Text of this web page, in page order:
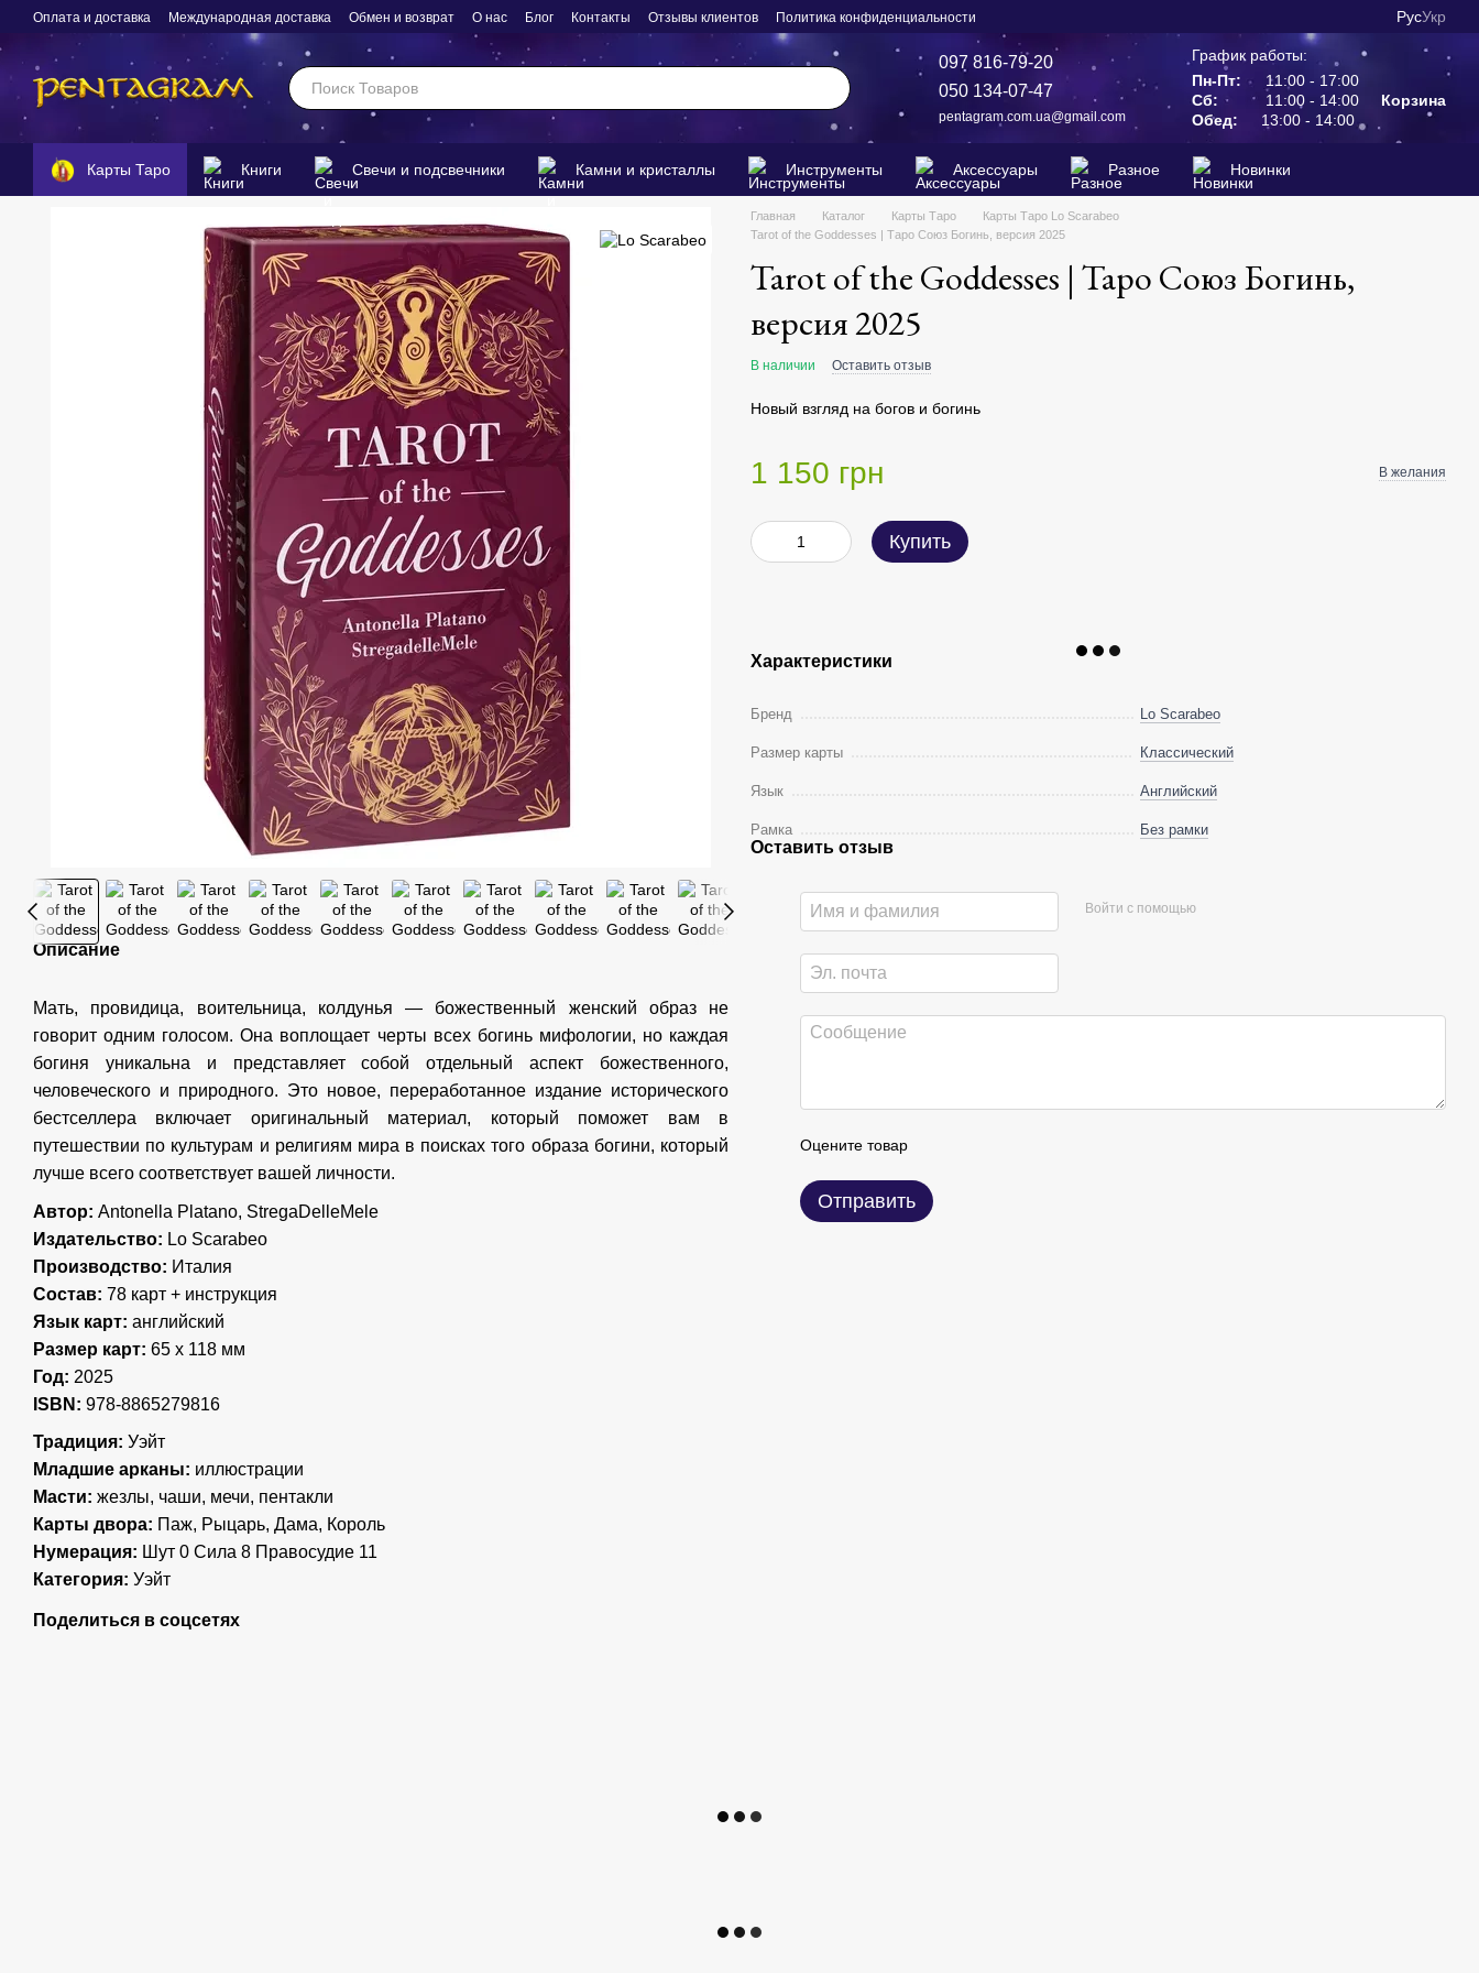
Перейти к основному контенту
Оплата и доставка Международная доставка Обмен и возврат О нас Блог Контакты Отзывы клиентов Политика конфиденциальности РусУкр
097 816-79-20
050 134-07-47
pentagram.com.ua@gmail.com
График работы:
Пн-Пт:
11:00 - 17:00
Сб:
11:00 - 14:00
Обед:
13:00 - 14:00
Корзина
Карты Таро Книги Свечи и подсвечники Камни и кристаллы Инструменты Аксессуары Разное Новинки
Описание
Мать, провидица, воительница, колдунья — божественный женский образ не
говорит одним голосом. Она воплощает черты всех богинь мифологии, но каждая
богиня уникальна и представляет собой отдельный аспект божественного,
человеческого и природного. Это новое, переработанное издание исторического
бестселлера включает оригинальный материал, который поможет вам в
путешествии по культурам и религиям мира в поисках того образа богини, который
лучше всего соответствует вашей личности.
Автор: Antonella Platano, StregaDelleMele
Издательство: Lo Scarabeo
Производство: Италия
Состав: 78 карт + инструкция
Язык карт: английский
Размер карт: 65 х 118 мм
Год: 2025
ISBN: 978-8865279816
Традиция: Уэйт
Младшие арканы: иллюстрации
Масти: жезлы, чаши, мечи, пентакли
Карты двора: Паж, Рыцарь, Дама, Король
Нумерация: Шут 0 Сила 8 Правосудие 11
Категория: Уэйт
Поделиться в соцсетях
Главная Каталог Карты Таро
Карты Таро Lo Scarabeo
Tarot of the Goddesses | Таро Союз Богинь, версия 2025
Tarot of the Goddesses | Таро Союз Богинь,
версия 2025
В наличии Оставить отзыв
Новый взгляд на богов и богинь
1 150 грн В желания
Купить
Характеристики
Бренд Lo Scarabeo
Размер карты Классический
Язык Английский
Рамка Без рамки
Оставить отзыв
Войти с помощью
Оцените товар
Отправить